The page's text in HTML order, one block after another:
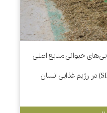
های حیوانی منابع اصلی
اسیدهای چرب اشباع نامطلوب (SFA) در رژیم غذایی انسان